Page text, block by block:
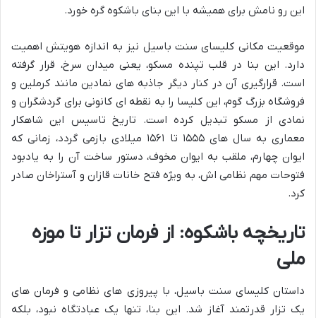
این رو نامش برای همیشه با این بنای باشکوه گره خورد.
موقعیت مکانی کلیسای سنت باسیل نیز به اندازه هویتش اهمیت
دارد. این بنا در قلب تپنده مسکو، یعنی میدان سرخ، قرار گرفته
است. قرارگیری آن در کنار دیگر جاذبه های نمادین مانند کرملین و
فروشگاه بزرگ گوم، این کلیسا را به نقطه ای کانونی برای گردشگران و
نمادی از مسکو تبدیل کرده است. تاریخ تاسیس این شاهکار
معماری به سال های ۱۵۵۵ تا ۱۵۶۱ میلادی بازمی گردد، زمانی که
ایوان چهارم، ملقب به ایوان مخوف، دستور ساخت آن را به یادبود
فتوحات مهم نظامی اش، به ویژه فتح خانات قازان و آستراخان صادر
کرد.
تاریخچه باشکوه: از فرمان تزار تا موزه
ملی
داستان کلیسای سنت باسیل، با پیروزی های نظامی و فرمان های
یک تزار قدرتمند آغاز شد. این بنا، تنها یک عبادتگاه نبود، بلکه